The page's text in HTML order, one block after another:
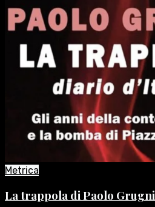
Metrica
La trappola di Paolo Grugni